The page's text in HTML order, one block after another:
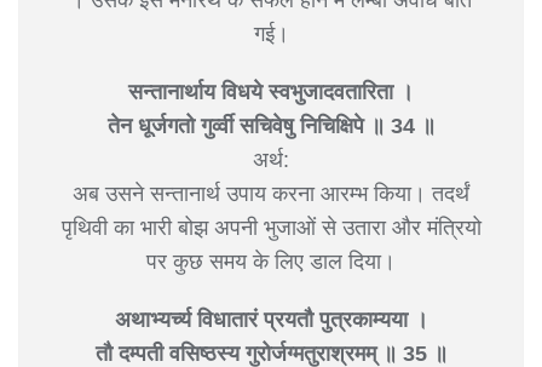
गई।
सन्तानार्थाय विधये स्वभुजादवतारिता ।
तेन धूर्जगतो गुर्व्वी सचिवेषु निचिक्षिपे ॥ 34 ॥
अर्थ:
अब उसने सन्तानार्थ उपाय करना आरम्भ किया। तदर्थं
पृथिवी का भारी बोझ अपनी भुजाओं से उतारा और मंत्रियो
पर कुछ समय के लिए डाल दिया।
अथाभ्यर्च्य विधातारं प्रयतौ पुत्रकाम्यया ।
तौ दम्पती वसिष्ठस्य गुरोर्जग्मतुराश्रमम् ॥ 35 ॥